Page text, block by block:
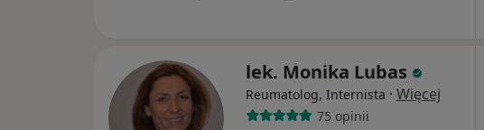
lek. Monika Lubas
Reumatolog, Internista · Więcej
75 opinii